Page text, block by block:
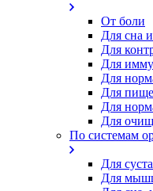
От боли
Для сна
Для
Для
Для
Для
Для
Для
По системам
Для
Для